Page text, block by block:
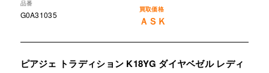
G0A31035 ＡＳＫ
ピアジェ トラディション K18YG ダイヤベゼル レディ